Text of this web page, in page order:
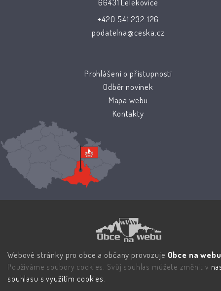
66431 Lelekovice
+420 541 232 126
podatelna@ceska.cz
Prohlášení o přístupnosti
Odběr novinek
Mapa webu
Kontakty
Webové stránky pro obce a občany provozuje Obce na
Používáme soubory cookies. Svůj souhlas můžete změnit v
souhlasu s využitím cookies.